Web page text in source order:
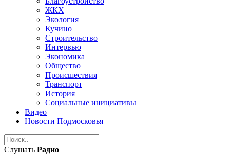
ЖКХ
Экология
Кучино
Строительство
Интервью
Экономика
Общество
Происшествия
Транспорт
История
Социальные инициативы
Видео
Новости Подмосковья
Слушать Радио